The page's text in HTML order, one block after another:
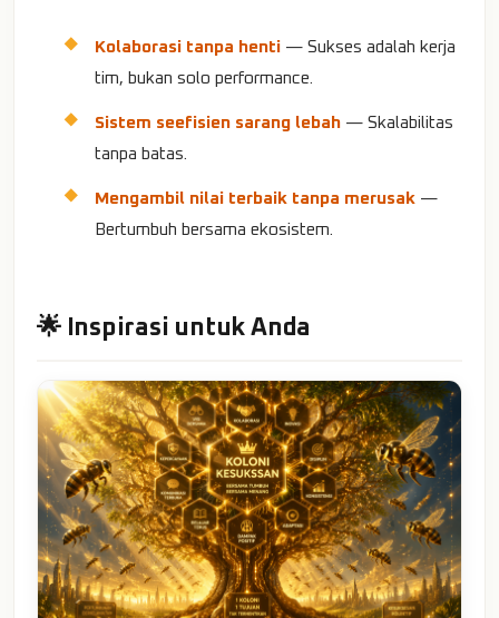
Kolaborasi tanpa henti — Sukses adalah kerja
tim, bukan solo performance.
Sistem seefisien sarang lebah — Skalabilitas
tanpa batas.
Mengambil nilai terbaik tanpa merusak —
Bertumbuh bersama ekosistem.
🌟 Inspirasi untuk Anda